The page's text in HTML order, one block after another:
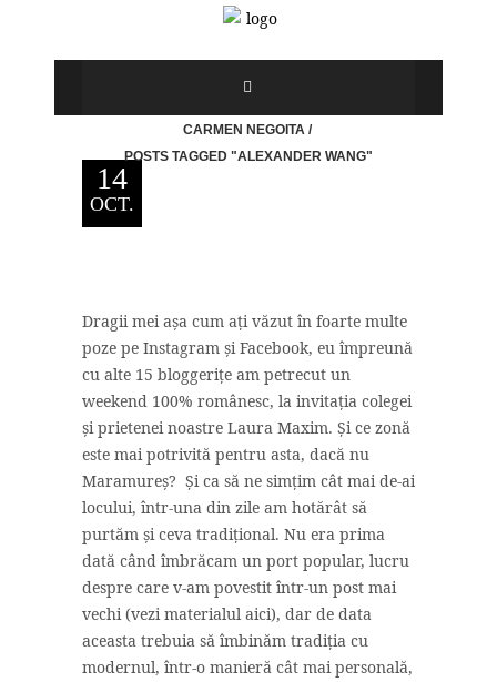
CARMEN NEGOITA/
POSTS TAGGED "ALEXANDER WANG"
14
OCT.
Dragii mei așa cum ați văzut în foarte multe
poze pe Instagram și Facebook, eu împreună
cu alte 15 bloggerițe am petrecut un
weekend 100% românesc, la invitația colegei
și prietenei noastre Laura Maxim. Și ce zonă
este mai potrivită pentru asta, dacă nu
Maramureș? Și ca să ne simțim cât mai de-ai
locului, într-una din zile am hotărât să
purtăm și ceva tradițional. Nu era prima
dată când îmbrăcam un port popular, lucru
despre care v-am povestit într-un post mai
vechi (vezi materialul aici), dar de data
aceasta trebuia să îmbinăm tradiția cu
modernul, într-o manieră cât mai personală,